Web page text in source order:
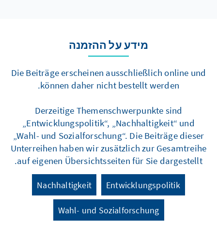
מידע על ההזמנה
Die Beiträge erscheinen ausschließlich online und
können daher nicht bestellt werden.
Derzeitige Themenschwerpunkte sind
„Entwicklungspolitik“, „Nachhaltigkeit“ und
„Wahl- und Sozialforschung“. Die Beiträge dieser
Unterreihen haben wir zusätzlich zur Gesamtreihe
auf eigenen Übersichtsseiten für Sie dargestellt.
Entwicklungspolitik
Nachhaltigkeit
Wahl- und Sozialforschung